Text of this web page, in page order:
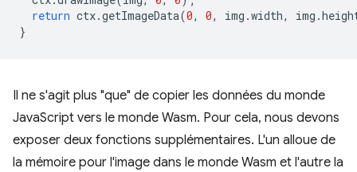
return ctx.getImageData(0, 0, img .width, img .
}
Il ne s'agit plus "que" de copier les données du monde
JavaScript vers le monde Wasm. Pour cela, nous devons
exposer deux fonctions supplémentaires. L'un alloue de
la mémoire pour l'image dans le monde Wasm et l'autre la